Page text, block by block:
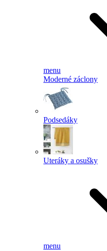
menu
Moderné záclony
Podsedáky
Uteráky a osušky
menu